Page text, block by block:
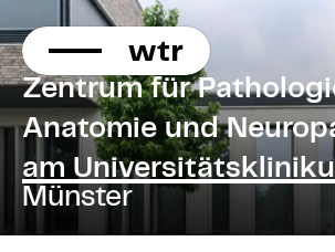
zum
Inhalt
Forschen
Forschen
Zentrum für
Anatomie und
am
Münster